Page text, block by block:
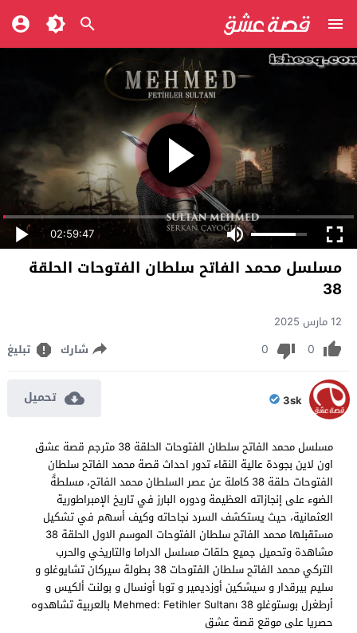
02:59:47
مسلسل محمد الفاتح سلطان الفتوحات الحلقة
38
12 مارس 2025
0
0 شارك تبليغ
3sk تحميل
مسلسل محمد الفاتح سلطان الفتوحات الحلقة 38 مترجم قصة عشق
اون لاين بجودة عالية النقاء تدور احداث قصة محمد الفاتح سلطان
الفتوحات حلقة 38 كاملة عن عصر السلطان محمد الفاتح، مسلطةً
الضوء على إنجازاته العظيمة ودوره البارز في تاريخ الإمبراطورية
العثمانية، حيث يستكشف السرد نجاحاته وكيف أسهم في تشكيل
مستقبلها محمد الفاتح سلطان الفتوحات الموسم الاول الحلقة 38
مشاهدة وتحميل جميع حلقات مسلسل الدراما والتاريخي والحرب
التركي محمد الفاتح سلطان الفتوحات 38 بطولة سيركان تشايوغلو و
سليم بيرقدار و سيشكين أوزديمير و توبا أونسال و بولنت ألكيس و
أرطغرل بوستوغلو Mehmed: Fetihler Sultanı 38 بالعربية تشاهدوه
حصريا على موقع قصة عشق